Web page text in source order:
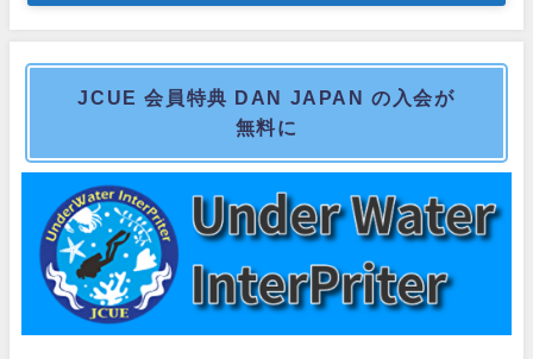
JCUE 会員特典 DAN JAPAN の入会が
無料に